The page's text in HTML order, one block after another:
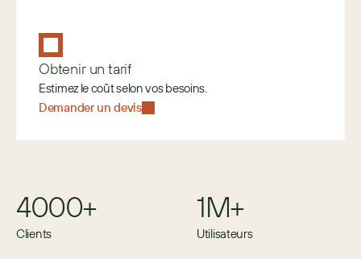
Obtenir un tarif
Estimez le coût selon vos besoins.
Demander un devis
4000+
Clients
1M+
Utilisateurs